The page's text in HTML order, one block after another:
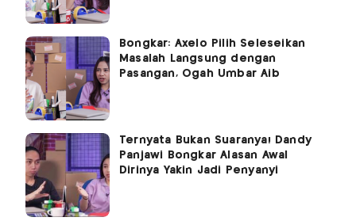
Bongkar: Axelo Pilih Seleseikan
Masalah Langsung dengan
Pasangan, Ogah Umbar Aib
Ternyata Bukan Suaranya! Dandy
Panjawi Bongkar Alasan Awal
Dirinya Yakin Jadi Penyanyi